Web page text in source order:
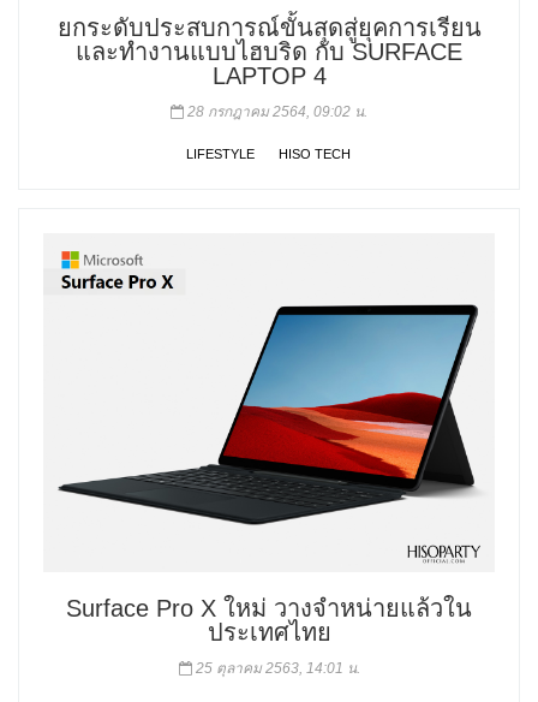
ยกระดับประสบการณ์ขั้นสุดสู่ยุคการเรียน
และทำงานแบบไฮบริด กับ SURFACE
LAPTOP 4
28 กรกฎาคม 2564, 09:02 น.
LIFESTYLE HISO TECH
Surface Pro X ใหม่ วางจำหน่ายแล้วใน
ประเทศไทย
25 ตุลาคม 2563, 14:01 น.